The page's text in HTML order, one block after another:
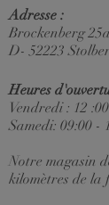
Adresse :
Brockenberg 25a
D- 52223
Heures
Vendredi : 12
Samedi: 09:00 -
Notre magasin
kilomètres de la